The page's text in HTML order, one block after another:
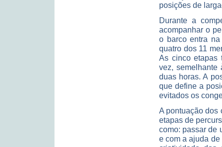
posições de
Durante a
acompanhar o
o barco entra
quatro dos 11
As cinco etapas
vez, semelhante
duas horas. A
que define a
evitados os
A pontuação dos
etapas de
como: passar de
e com a ajuda